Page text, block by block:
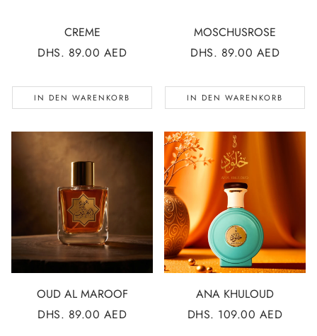
CREME
NORMALER
DHS. 89.00 AED
IN DEN WARENKORB
MOSCHUSROSE
NORMALER
DHS. 89.00 AED
IN DEN WARENKORB
OUD AL MAROOF
NORMALER
DHS. 89.00 AED
ANA KHULOUD
NORMALER
DHS. 109.00 AED